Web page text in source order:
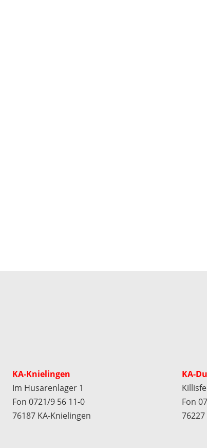
KA-Knielingen
Im Husarenlager 1
Fon 0721/9 56 11-0
76187 KA-Knielingen
KA-
Fon